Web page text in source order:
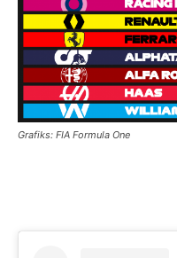
Grafiks: FIA Formula One